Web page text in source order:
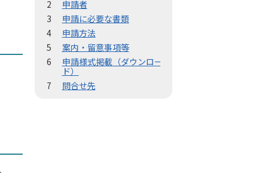
申請者
申請に必要な書類
申請方法
案内・留意事項等
申請様式掲載（ダウンロー
ド）
問合せ先